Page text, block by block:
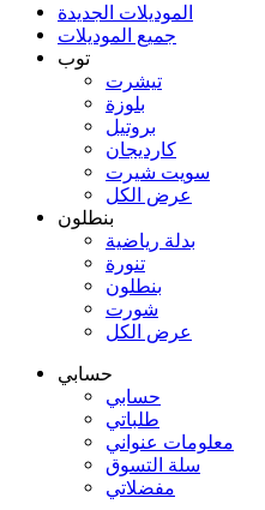
الموديلات الجديدة
جميع الموديلات
توب
تيشرت
بلوزة
بروتيل
كارديجان
سويت شيرت
عرض الكل
بنطلون
بدلة رياضية
تنورة
بنطلون
شورت
عرض الكل
حسابي
حسابي
طلباتي
معلومات عنواني
سلة التسوق
مفضلاتي